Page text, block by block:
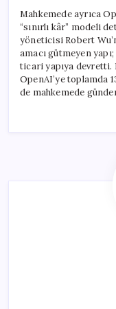
Mahkemede ayrıca
“sınırlı kâr” modeli
yöneticisi Robert
amacı gütmeyen
ticari yapıya devretti.
OpenAI’ye toplamda
de mahkemede